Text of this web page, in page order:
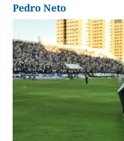
Pedro Neto